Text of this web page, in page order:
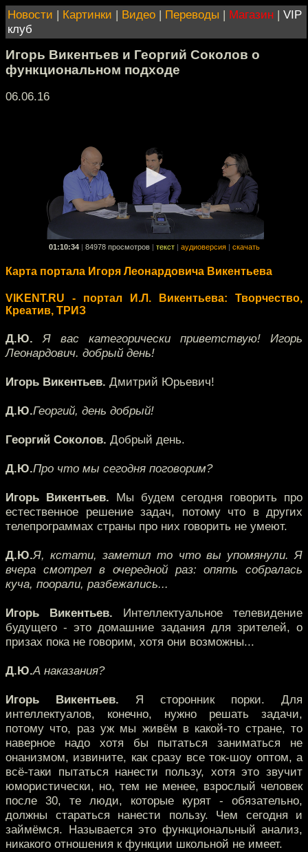
Новости | Картинки | Видео | Переводы | Магазин | VIP
клуб
Игорь Викентьев и Георгий Соколов о
функциональном подходе
06.06.16
01:10:34 84978 просмотров текст аудиоверсия скачать
Карта портала Игоря Леонардовича Викентьева
VIKENT.RU - портал И.Л. Викентьева: Творчество,
Креатив, ТРИЗ
Д.Ю. Я вас категорически приветствую! Игорь
Леонардович. добрый день!
Игорь Викентьев. Дмитрий Юрьевич!
Д.Ю.Георгий, день добрый!
Георгий Соколов. Добрый день.
Д.Ю.Про что мы сегодня поговорим?
Игорь Викентьев. Мы будем сегодня говорить про
естественное решение задач, потому что в других
телепрограммах страны про них говорить не умеют.
Д.Ю.Я, кстати, заметил то что вы упомянули. Я
вчера смотрел в очередной раз: опять собралась
куча, поорали, разбежались...
Игорь Викентьев. Интеллектуальное телевидение
будущего - это домашние задания для зрителей, о
призах пока не говорим, хотя они возможны...
Д.Ю.А наказания?
Игорь Викентьев. Я сторонник порки. Для
интеллектуалов, конечно, нужно решать задачи,
потому что, раз уж мы живём в какой-то стране, то
наверное надо хотя бы пытаться заниматься не
онанизмом, извините, как сразу все ток-шоу оптом, а
всё-таки пытаться нанести пользу, хотя это звучит
юмористически, но, тем не менее, взрослый человек
после 30, те люди, которые курят - обязательно,
должны стараться нанести пользу. Чем сегодня и
займёмся. Называется это функциональный анализ,
никакого отношения к функции школьной не имеет.